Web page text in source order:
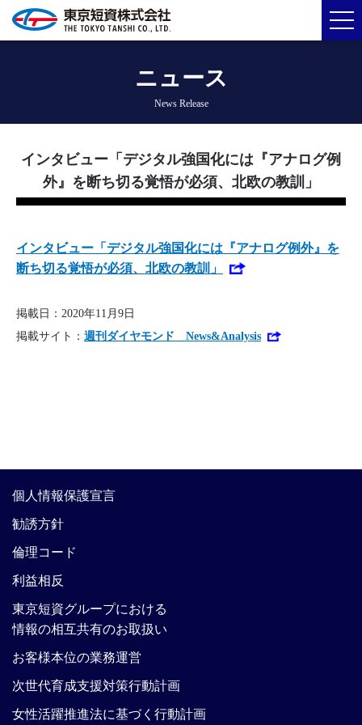
ニュース
News Release
インタビュー「デジタル強国化には『アナログ例
外』を断ち切る覚悟が必須、北欧の教訓」
インタビュー「デジタル強国化には『アナログ例外』を
断ち切る覚悟が必須、北欧の教訓」
掲載日：2020年11月9日
掲載サイト： 週刊ダイヤモンド News&Analysis
個人情報保護宣言
勧誘方針
倫理コード
利益相反
東京短資グループにおける
情報の相互共有のお取扱い
お客様本位の業務運営
次世代育成支援対策行動計画
女性活躍推進法に基づく行動計画